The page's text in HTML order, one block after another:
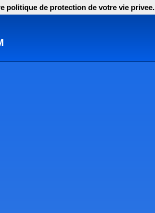
politique de protection de votre vie privee.